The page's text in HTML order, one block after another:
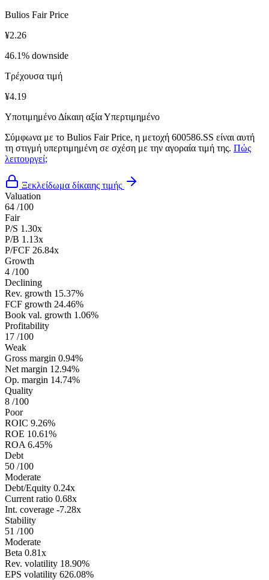
Bulios Fair Price
¥2.26
46.1% downside
Τρέχουσα τιμή
¥4.19
Υποτιμημένο Δίκαιη αξίαΥπερτιμημένο
Σύμφωνα με το Bulios Fair Price, η μετοχή 600586.SS είναι αυτή
τη στιγμή υπερτιμημένη σε σχέση με την αγοραία τιμή της. Πώς
λειτουργεί;
Ξεκλείδωμα δίκαιης τιμής
Valuation
64 /100
Fair
P/S 1.30x
P/B 1.13x
P/FCF 26.84x
Growth
4 /100
Declining
Rev. growth 15.37%
FCF growth 24.46%
Book val. growth 1.06%
Profitability
17 /100
Weak
Gross margin 0.94%
Net margin 12.94%
Op. margin 14.74%
Quality
8 /100
Poor
ROIC 9.26%
ROE 10.61%
ROA 6.45%
Debt
50 /100
Moderate
Debt/Equity 0.24x
Current ratio 0.68x
Int. coverage -7.28x
Stability
51 /100
Moderate
Beta 0.81x
Rev. volatility 18.90%
EPS volatility 626.08%